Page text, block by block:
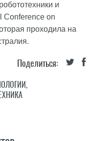
и
Conference on
проходила на
Поделиться:
,